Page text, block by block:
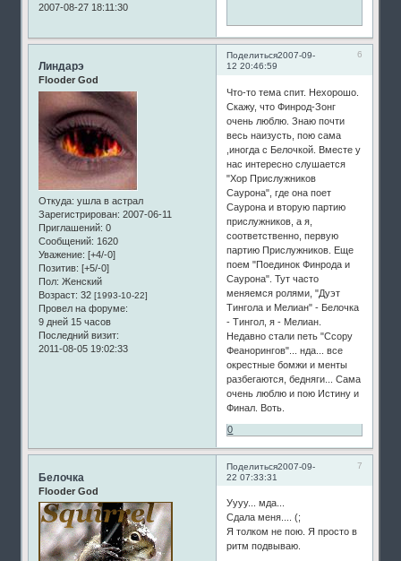
2007-08-27 18:11:30
Поделиться 6
2007-09-
12 20:46:59
Линдарэ
Flooder God
Откуда: ушла в астрал
Зарегистрирован: 2007-06-11
Приглашений: 0
Сообщений: 1620
Уважение: [+4/-0]
Позитив: [+5/-0]
Пол: Женский
Возраст: 32[1993-10-22]
Провел на форуме:
9 дней 15 часов
Последний визит:
2011-08-05 19:02:33
Что-то тема спит. Нехорошо.
Скажу, что Финрод-Зонг
очень люблю. Знаю почти
весь наизусть, пою сама
,иногда с Белочкой. Вместе у
нас интересно слушается
"Хор Прислужников
Саурона", где она поет
Саурона и вторую партию
прислужников, а я,
соответственно, первую
партию Прислужников. Еще
поем "Поединок Финрода и
Саурона". Тут часто
меняемся ролями, "Дуэт
Тингола и Мелиан" - Белочка
- Тингол, я - Мелиан.
Недавно стали петь "Ссору
Феанорингов"... нда... все
окрестные бомжи и менты
разбегаются, бедняги... Сама
очень люблю и пою Истину и
Финал. Воть.
0
Поделиться 7
2007-09-
22 07:33:31
Белочка
Flooder God
Уууу... мда...
Сдала меня.... (;
Я толком не пою. Я просто в
ритм подвываю.